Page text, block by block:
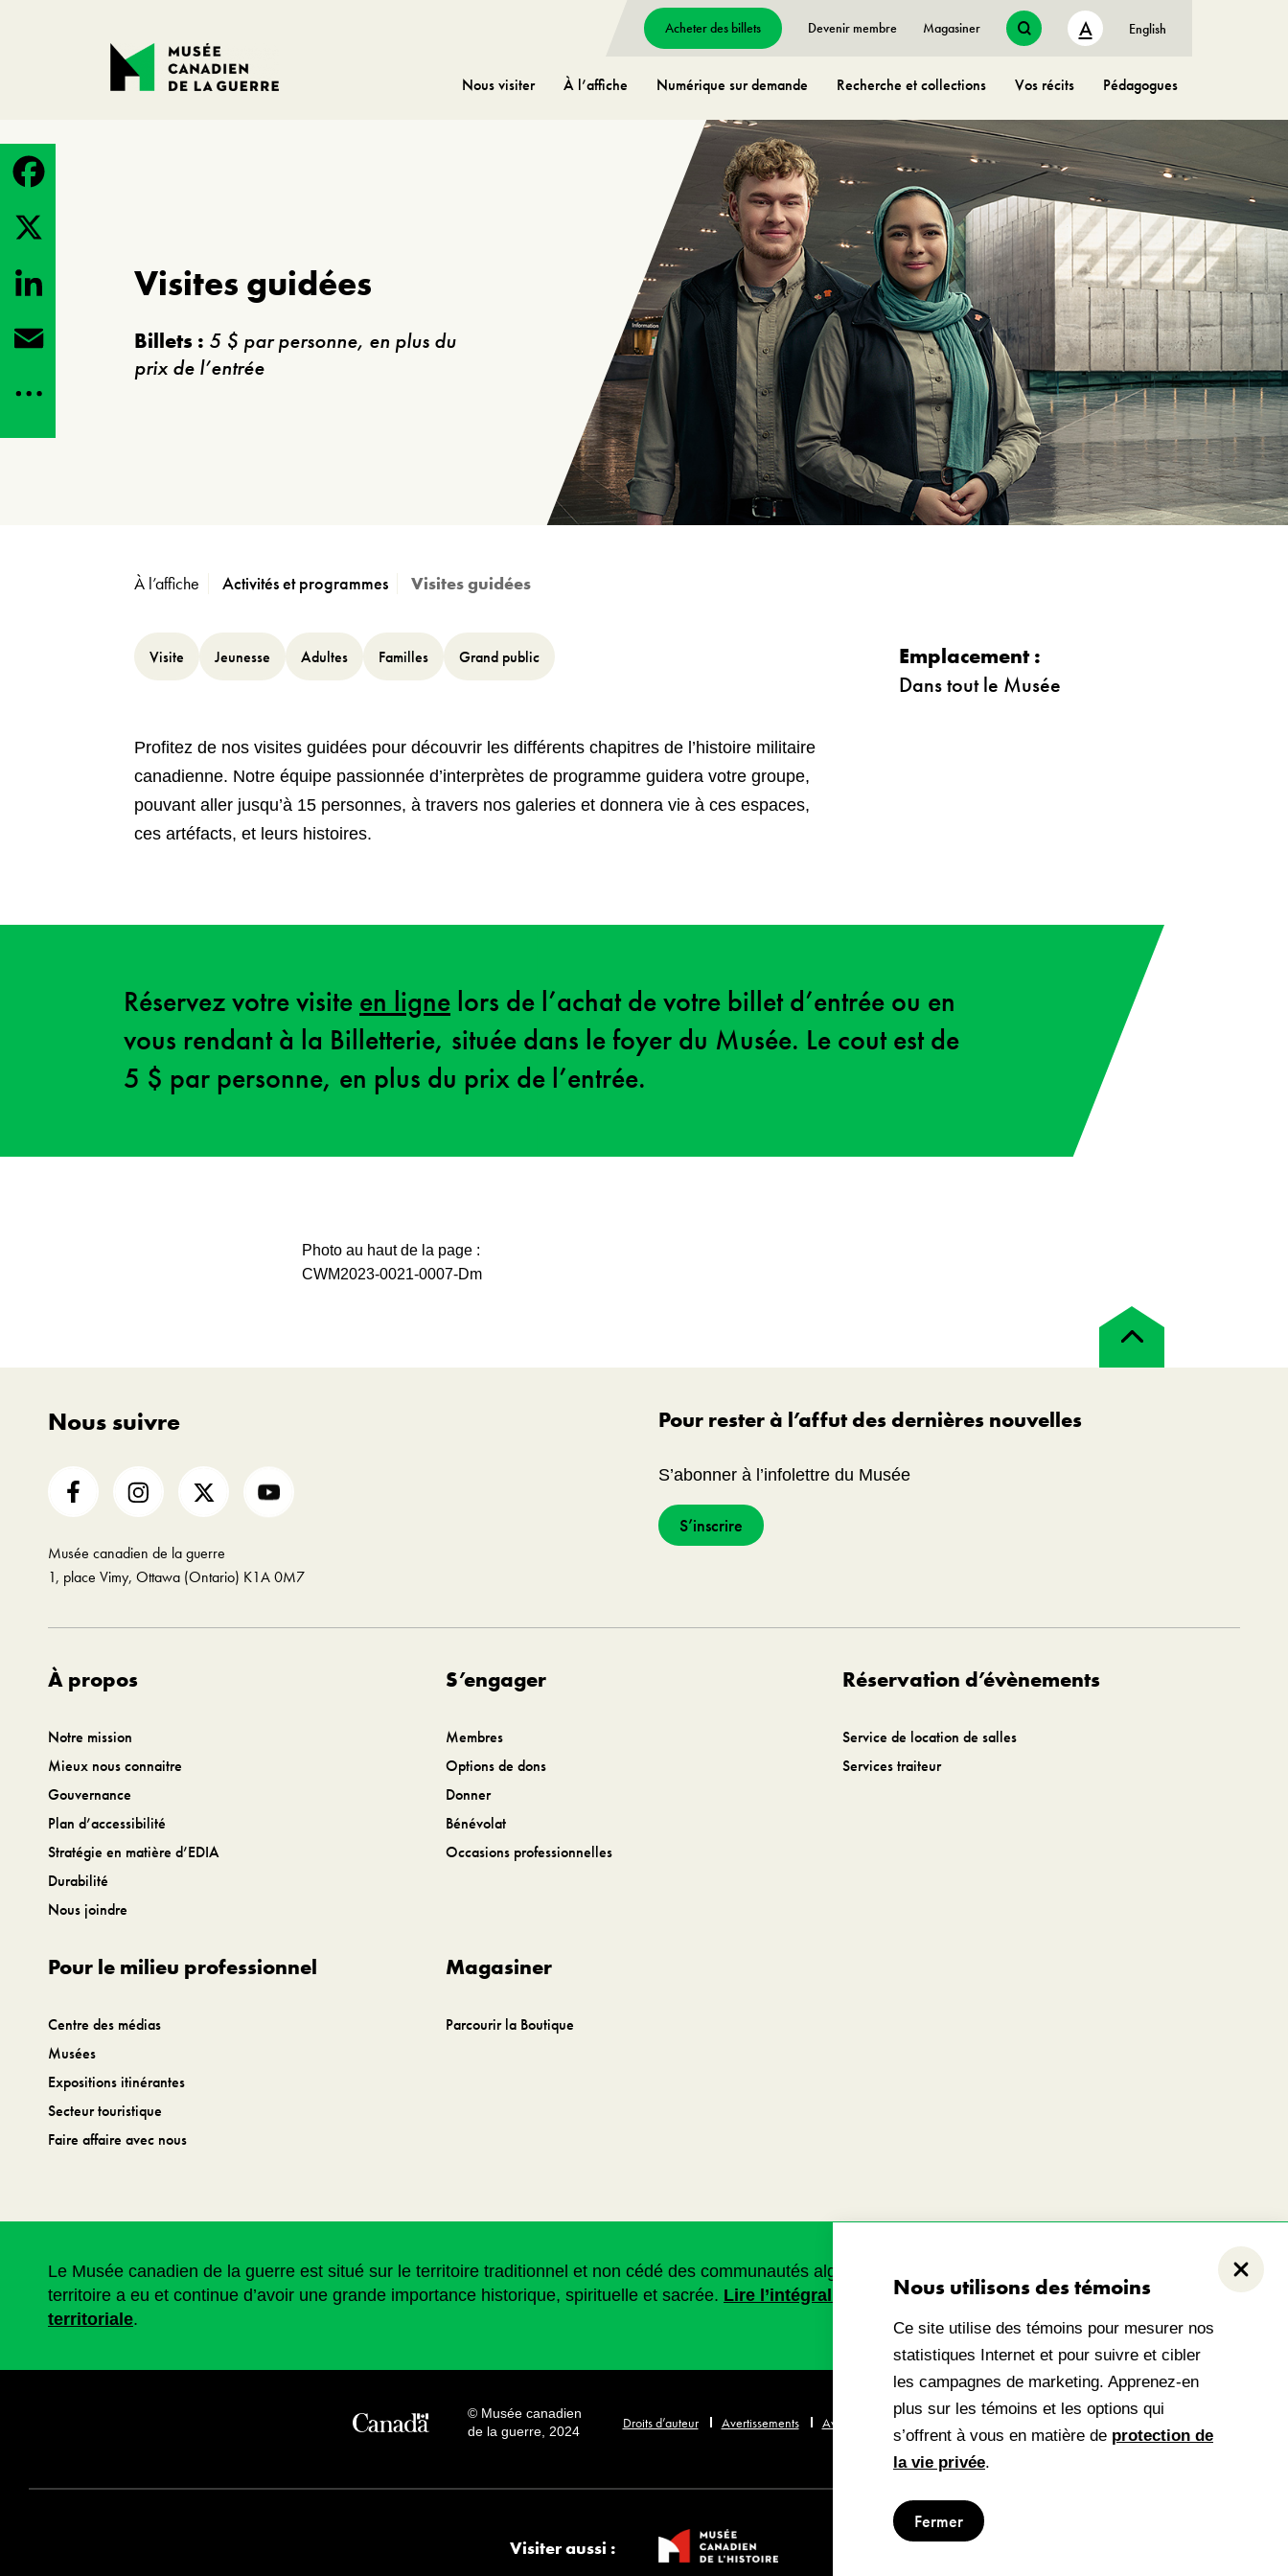
Fermer
Nous utilisons des témoins
Ce site utilise des témoins pour mesurer nos
statistiques Internet et pour suivre et cibler
les campagnes de marketing. Apprenez-en
plus sur les témoins et les options qui
s’offrent à vous en matière de protection de
la vie privée.
Fermer
Nous visiter À l’affiche Numérique sur demande Recherche et collections Vos récits Pédagogues
Acheter des billets Devenir membre Magasiner A English
Visites guidées
Billets : 5 $ par personne, en plus du
prix de l’entrée
À l’affiche Activités et programmes Visites guidées
Emplacement :
Dans tout le Musée
Visite Jeunesse Adultes Familles Grand public
Profitez de nos visites guidées pour découvrir les différents chapitres de l’histoire militaire
canadienne. Notre équipe passionnée d’interprètes de programme guidera votre groupe,
pouvant aller jusqu’à 15 personnes, à travers nos galeries et donnera vie à ces espaces,
ces artéfacts, et leurs histoires.
Réservez votre visite en ligne lors de l’achat de votre billet d’entrée ou en
vous rendant à la Billetterie, située dans le foyer du Musée. Le cout est de
5 $ par personne, en plus du prix de l’entrée.
Photo au haut de la page :
CWM2023-0021-0007-Dm
Retour
Nous suivre
Musée canadien de la guerre
1, place Vimy, Ottawa (Ontario) K1A 0M7
Pour rester à l’affut des dernières nouvelles
S’abonner à l’infolettre du Musée
S’inscrire
À propos
Notre mission
Mieux nous connaitre
Gouvernance
Plan d’accessibilité
Stratégie en matière d’EDIA
Durabilité
Nous joindre
S’engager
Membres
Options de dons
Donner
Bénévolat
Occasions professionnelles
Réservation d’évènements
Service de location de salles
Services traiteur
Pour le milieu professionnel
Centre des médias
Musées
Expositions itinérantes
Secteur touristique
Faire affaire avec nous
Magasiner
Parcourir la Boutique
Le Musée canadien de la guerre est situé sur le territoire traditionnel et non cédé des communautés algonquines Anishinabeg. Ce
territoire a eu et continue d’avoir une grande importance historique, spirituelle et sacrée. Lire l’intégralité de la reconnaissance
territoriale.
Droits d’auteur Avertissements Avis de confidentialité
© Musée canadien
de la guerre, 2024
Visiter aussi :
Facebook
LinkedIn